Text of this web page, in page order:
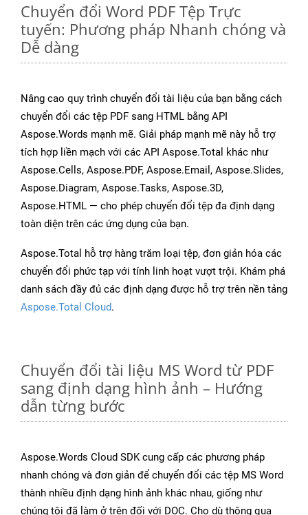
Chuyển đổi Word PDF Tệp Trực
tuyến: Phương pháp Nhanh chóng và
Dễ dàng
Nâng cao quy trình chuyển đổi tài liệu của bạn bằng cách
chuyển đổi các tệp PDF sang HTML bằng API
Aspose.Words mạnh mẽ. Giải pháp mạnh mẽ này hỗ trợ
tích hợp liền mạch với các API Aspose.Total khác như
Aspose.Cells, Aspose.PDF, Aspose.Email, Aspose.Slides,
Aspose.Diagram, Aspose.Tasks, Aspose.3D,
Aspose.HTML — cho phép chuyển đổi tệp đa định dạng
toàn diện trên các ứng dụng của bạn.
Aspose.Total hỗ trợ hàng trăm loại tệp, đơn giản hóa các
chuyển đổi phức tạp với tính linh hoạt vượt trội. Khám phá
danh sách đầy đủ các định dạng được hỗ trợ trên nền tảng
Aspose.Total Cloud.
Chuyển đổi tài liệu MS Word từ PDF
sang định dạng hình ảnh – Hướng
dẫn từng bước
Aspose.Words Cloud SDK cung cấp các phương pháp
nhanh chóng và đơn giản để chuyển đổi các tệp MS Word
thành nhiều định dạng hình ảnh khác nhau, giống như
chúng tôi đã làm ở trên đối với DOC. Cho dù thông qua